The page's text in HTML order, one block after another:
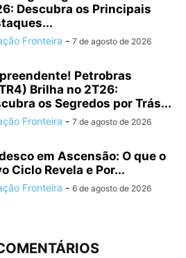
Descubra os Principais
Fronteira - 7 de agosto de 2026
Petrobras
Brilha no 2T26:
os Segredos por Trás...
Fronteira - 7 de agosto de 2026
em Ascensão: O que o
Ciclo Revela e Por...
Fronteira - 6 de agosto de 2026